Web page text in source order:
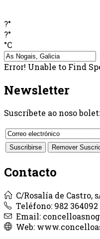
?°
?°
°C
Error! Unable to Find
Newsletter
Suscríbete ao noso
Contacto
C/Rosalía de Castro,
Teléfono: 982 364092
Email:
Web: